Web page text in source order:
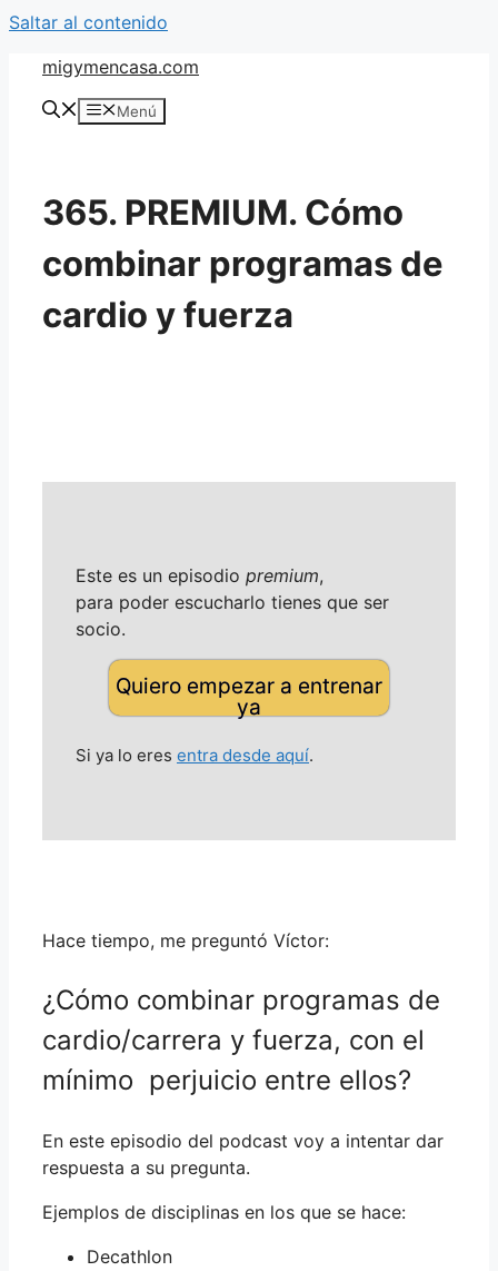
Saltar al contenido
migymencasa.com
Menú
365. PREMIUM. Cómo
combinar programas de
cardio y fuerza
Este es un episodio premium,
para poder escucharlo tienes que ser
socio.
Quiero empezar a entrenar
ya
Si ya lo eres entra desde aquí.
Hace tiempo, me preguntó Víctor:
¿Cómo combinar programas de
cardio/carrera y fuerza, con el
mínimo perjuicio entre ellos?
En este episodio del podcast voy a intentar dar
respuesta a su pregunta.
Ejemplos de disciplinas en los que se hace:
Decathlon